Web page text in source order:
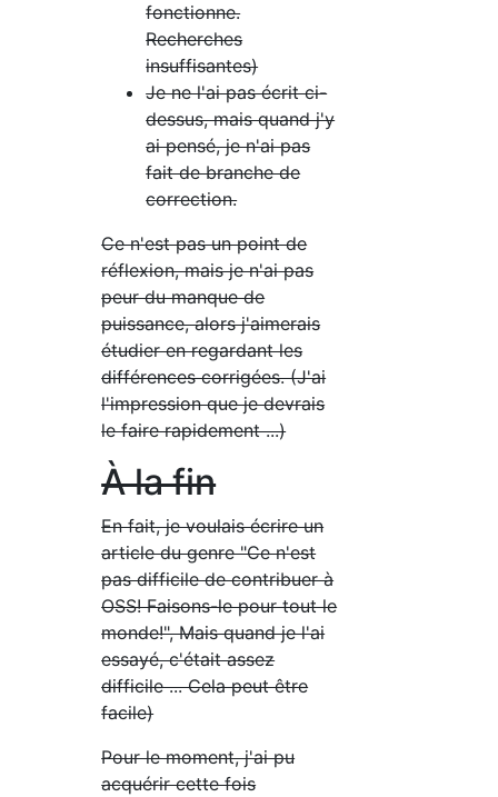
fonctionne.
Recherches
insuffisantes)
Je ne l'ai pas écrit ci-
dessus, mais quand j'y
ai pensé, je n'ai pas
fait de branche de
correction.
Ce n'est pas un point de
réflexion, mais je n'ai pas
peur du manque de
puissance, alors j'aimerais
étudier en regardant les
différences corrigées. (J'ai
l'impression que je devrais
le faire rapidement ...)
À la fin
En fait, je voulais écrire un
article du genre "Ce n'est
pas difficile de contribuer à
OSS! Faisons-le pour tout le
monde!", Mais quand je l'ai
essayé, c'était assez
difficile ... Cela peut être
facile)
Pour le moment, j'ai pu
acquérir cette fois